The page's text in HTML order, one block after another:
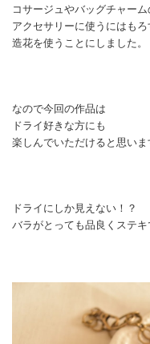
コサージュやバッグチャーム
アクセサリーに使うにはも
造花を使うことにしました。
なので今回の作品は
ドライ好きな方にも
楽しんでいただけると思いま
ドライにしか見えない！？
バラがとっても品良くステ